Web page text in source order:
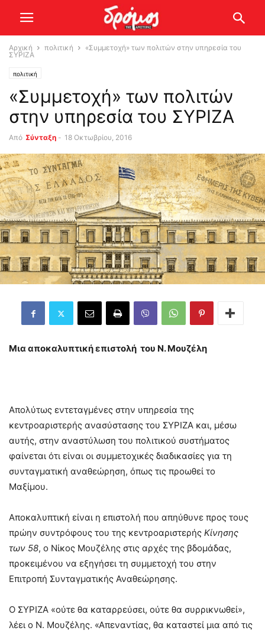
Αρχική πολιτική
«Συμμετοχή» των πολιτών στην υπηρεσία του
ΣΥΡΙΖΑ
πολιτική
«Συμμετοχή» των πολιτών
στην υπηρεσία του ΣΥΡΙΖΑ
Από Σύνταξη - 18 Οκτωβρίου, 2016
Μια αποκαλυπτική επιστολή του Ν. Μουζέλη
Απολύτως εντεταγμένες στην υπηρεσία της
κεντροαριστερής ανασύστασης του ΣΥΡΙΖΑ και, μέσω
αυτής, στην αναστύλωση του πολιτικού συστήματος
φαίνεται ότι είναι οι συμμετοχικές διαδικασίες για τη
συνταγματική αναθεώρηση, όπως τις προωθεί το
Μαξίμου.
Αποκαλυπτική είναι η επιστολή που απηύθυνε προς τους
πρώην συντρόφους του της κεντροαριστερής Κίνησης
των 58, ο Νίκος Μουζέλης στις αρχές της βδομάδας,
προκειμένου να εξηγήσει τη συμμετοχή του στην
Επιτροπή Συνταγματικής Αναθεώρησης.
Ο ΣΥΡΙΖΑ «ούτε θα καταρρεύσει, ούτε θα συρρικνωθεί»,
λέει ο Ν. Μουζέλης. «Απεναντίας, θα καταστεί μια από τις